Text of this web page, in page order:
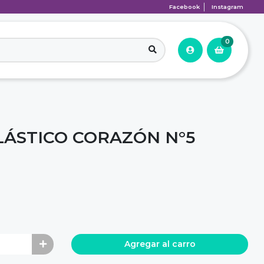
Facebook Instagram
0
CORAZÓN N°5
Agregar al carro